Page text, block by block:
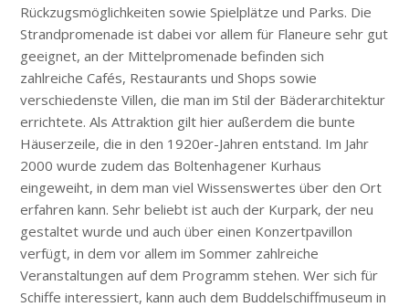
Rückzugsmöglichkeiten sowie Spielplätze und Parks. Die
Strandpromenade ist dabei vor allem für Flaneure sehr gut
geeignet, an der Mittelpromenade befinden sich
zahlreiche Cafés, Restaurants und Shops sowie
verschiedenste Villen, die man im Stil der Bäderarchitektur
errichtete. Als Attraktion gilt hier außerdem die bunte
Häuserzeile, die in den 1920er-Jahren entstand. Im Jahr
2000 wurde zudem das Boltenhagener Kurhaus
eingeweiht, in dem man viel Wissenswertes über den Ort
erfahren kann. Sehr beliebt ist auch der Kurpark, der neu
gestaltet wurde und auch über einen Konzertpavillon
verfügt, in dem vor allem im Sommer zahlreiche
Veranstaltungen auf dem Programm stehen. Wer sich für
Schiffe interessiert, kann auch dem Buddelschiffmuseum in